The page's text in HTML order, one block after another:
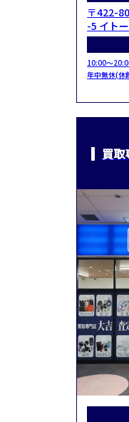
〒422-
-5 イト
10:00～
年中無休(休
買取